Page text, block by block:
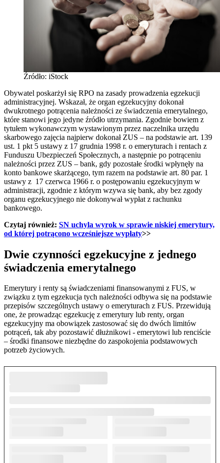
Źródło: iStock
Obywatel poskarżył się RPO na zasady prowadzenia egzekucji
administracyjnej. Wskazał, że organ egzekucyjny dokonał
dwukrotnego potrącenia należności ze świadczenia emerytalnego,
które stanowi jego jedyne źródło utrzymania. Zgodnie bowiem z
tytułem wykonawczym wystawionym przez naczelnika urzędu
skarbowego zajęcia najpierw dokonał ZUS – na podstawie art. 139
ust. 1 pkt 5 ustawy z 17 grudnia 1998 r. o emeryturach i rentach z
Funduszu Ubezpieczeń Społecznych, a następnie po potrąceniu
należności przez ZUS – bank, gdy pozostałe środki wpłynęły na
konto bankowe skarżącego, tym razem na podstawie art. 80 par. 1
ustawy z 17 czerwca 1966 r. o postępowaniu egzekucyjnym w
administracji, zgodnie z którym wzywa się bank, aby bez zgody
organu egzekucyjnego nie dokonywał wypłat z rachunku
bankowego.
Czytaj również: SN uchyla wyrok w sprawie niskiej emerytury,
od której potrącono wcześniejsze wypłaty>>
Dwie czynności egzekucyjne z jednego
świadczenia emerytalnego
Emerytury i renty są świadczeniami finansowanymi z FUS, w
związku z tym egzekucja tych należności odbywa się na podstawie
przepisów szczególnych ustawy o emeryturach z FUS. Przewidują
one, że prowadząc egzekucję z emerytury lub renty, organ
egzekucyjny ma obowiązek zastosować się do dwóch limitów
potrąceń, tak aby pozostawić dłużnikowi - emerytowi lub renciście
– środki finansowe niezbędne do zaspokojenia podstawowych
potrzeb życiowych.